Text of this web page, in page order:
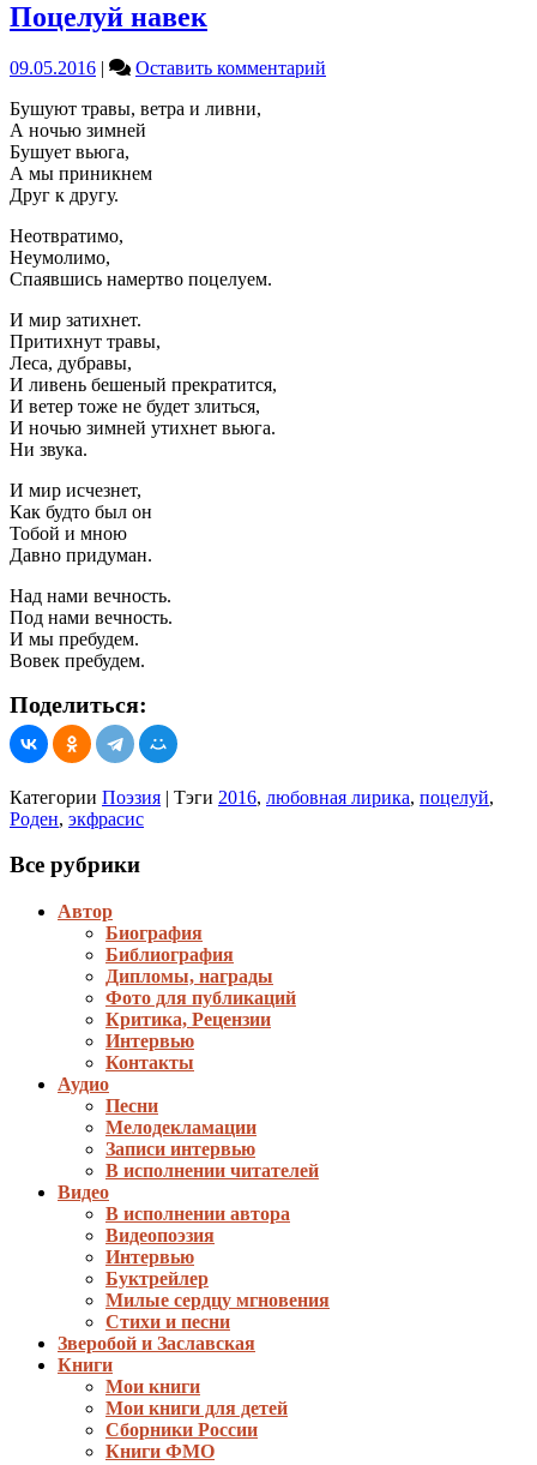
Поцелуй навек
09.05.2016 | Оставить комментарий
Бушуют травы, ветра и ливни,
А ночью зимней
Бушует вьюга,
А мы приникнем
Друг к другу.
Неотвратимо,
Неумолимо,
Спаявшись намертво поцелуем.
И мир затихнет.
Притихнут травы,
Леса, дубравы,
И ливень бешеный прекратится,
И ветер тоже не будет злиться,
И ночью зимней утихнет вьюга.
Ни звука.
И мир исчезнет,
Как будто был он
Тобой и мною
Давно придуман.
Над нами вечность.
Под нами вечность.
И мы пребудем.
Вовек пребудем.
Поделиться:
Категории Поэзия | Тэги 2016, любовная лирика, поцелуй,
Роден, экфрасис
Все рубрики
Автор
Биография
Библиография
Дипломы, награды
Фото для публикаций
Критика, Рецензии
Интервью
Контакты
Аудио
Песни
Мелодекламации
Записи интервью
В исполнении читателей
Видео
В исполнении автора
Видеопоэзия
Интервью
Буктрейлер
Милые сердцу мгновения
Стихи и песни
Зверобой и Заславская
Книги
Мои книги
Мои книги для детей
Сборники России
Книги ФМО